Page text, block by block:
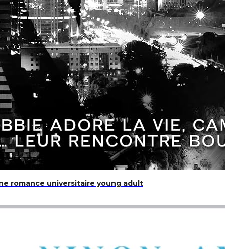
compléter à deux | Cadeau pour les couples amoureux
romance universitaire young adult